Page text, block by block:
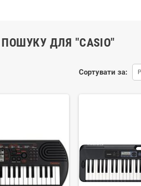
ДЛЯ "CASIO"
Сортувати за: